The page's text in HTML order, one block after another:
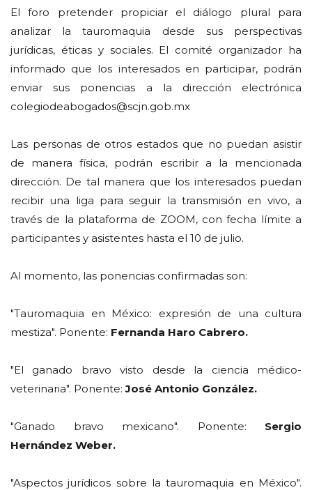
El foro pretender propiciar el diálogo plural para
analizar la tauromaquia desde sus perspectivas
jurídicas, éticas y sociales. El comité organizador ha
informado que los interesados en participar, podrán
enviar sus ponencias a la dirección electrónica
colegiodeabogados@scjn.gob.mx
Las personas de otros estados que no puedan asistir
de manera física, podrán escribir a la mencionada
dirección. De tal manera que los interesados puedan
recibir una liga para seguir la transmisión en vivo, a
través de la plataforma de ZOOM, con fecha límite a
participantes y asistentes hasta el 10 de julio.
Al momento, las ponencias confirmadas son:
"Tauromaquia en México: expresión de una cultura
mestiza". Ponente: Fernanda Haro Cabrero.
"El ganado bravo visto desde la ciencia médico-
veterinaria". Ponente:José Antonio González.
"Ganado bravo mexicano". Ponente: Sergio
Hernández Weber.
"Aspectos jurídicos sobre la tauromaquia en México".